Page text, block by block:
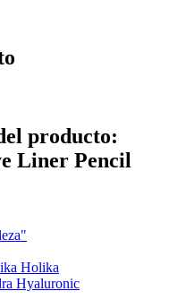
producto:
Liner Pencil
Holika
Hyaluronic